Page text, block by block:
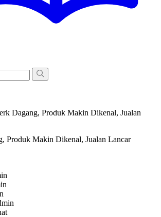
Dagang, Produk Makin Dikenal, Jualan
Produk Makin Dikenal, Jualan Lancar